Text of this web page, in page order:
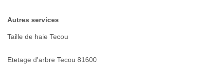
Autres services
Taille de haie Tecou
Etetage d'arbre Tecou 81600